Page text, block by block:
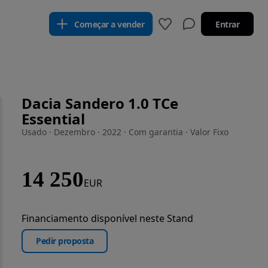
Começar a vender Entrar
Dacia Sandero 1.0 TCe
Essential
Usado · Dezembro · 2022 · Com garantia · Valor Fixo
14 250EUR
Financiamento disponível neste Stand
Pedir proposta